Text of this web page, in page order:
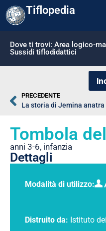
Tiflopedia
Dove ti trovi: Area logico-
Sussidi tiflodidattici
PRECEDENTE
Tombola
anni 3-6, infanzia
Dettagli
Modalità di utilizzo:
Distruito da: Istituto